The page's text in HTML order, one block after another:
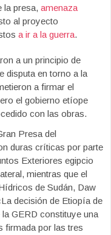
la presa, amenaza
al proyecto
a ir a la guerra.
a un principio de
disputa en torno a la
a firmar el
el gobierno etíope
con las obras.
Presa del
duras críticas por parte
Exteriores egipcio
mientras que el
de Sudán, Daw
decisión de Etiopía de
GERD constituye una
firmada por las tres